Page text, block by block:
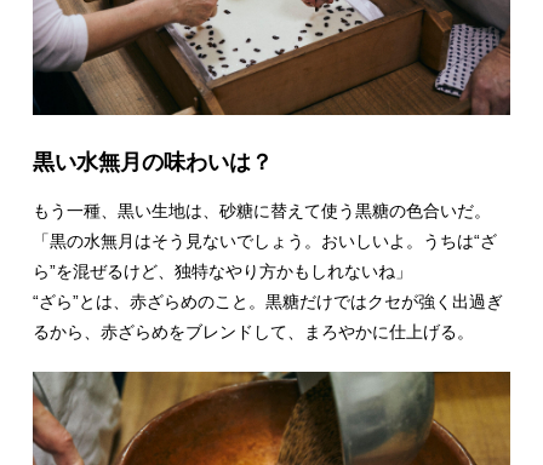
黒い水無月の味わいは？
もう一種、黒い生地は、砂糖に替えて使う黒糖の色合いだ。
「黒の水無月はそう見ないでしょう。おいしいよ。うちは“ざ
ら”を混ぜるけど、独特なやり方かもしれないね」
“ざら”とは、赤ざらめのこと。黒糖だけではクセが強く出過ぎ
るから、赤ざらめをブレンドして、まろやかに仕上げる。